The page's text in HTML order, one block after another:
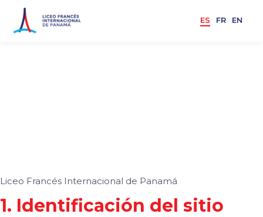
ES FR EN
Liceo Francés Internacional de Panamá
1. Identificación del sitio